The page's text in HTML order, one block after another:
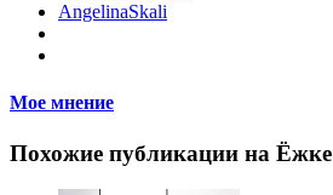
AngelinaSkali
Мое мнение
Похожие публикации на Ёжке